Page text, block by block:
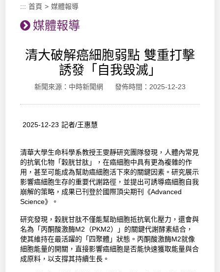
::: 首頁 >媒體報導
媒體報導
清大破解癌細胞弱點 雙重打擊
誘發「自我毀滅」
新聞來源：中時新聞網 發佈時間：2025-12-23
2025-12-23 記者/王惠慧
清華大學生命科學系教授王雯靜研究團隊發現，人體內常見
的抗氧化物「穀胱甘肽」，在癌細胞中具有更為複雜的作
用，甚至可能成為幫助癌細胞活下來的關鍵因素。研究展示
影響癌細胞生存的重要代謝路徑，並提出可誘導癌細胞自我
崩解的策略，成果已刊登於國際頂尖期刊《Advanced
Science》。
研究發現，穀胱甘肽不僅能幫助細胞抵抗氧化壓力，還會與
名為「丙酮酸激酶M2（PKM2）」的關鍵代謝酵素結合，
使其維持在最活躍的「四聚體」狀態。丙酮酸激酶M2就像
細胞能量的開關，直接影響癌細胞是否能快速獲取能量與合
成原料，以支撐其持續生長。